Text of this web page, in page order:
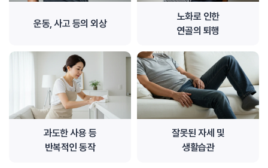
운동, 사고 등의 외상
노화로 인한
연골의 퇴행
과도한 사용 등
반복적인 동작
잘못된 자세 및
생활습관